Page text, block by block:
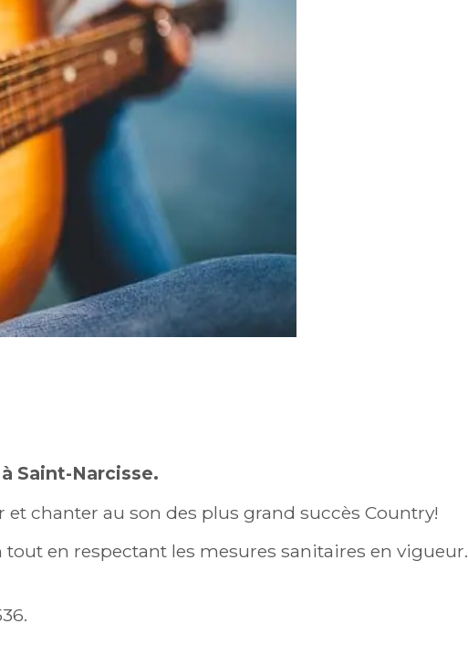
Saint-Narcisse.
chanter au son des plus grand succès Country!
tout en respectant les mesures sanitaires en vigueur.